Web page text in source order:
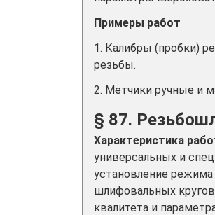
Примеры работ
1. Калибры (пробки)
резьбы.
2. Метчики ручные и
§ 87.
Характеристика
универсальных и
установление режима
шлифовальных
квалитета и